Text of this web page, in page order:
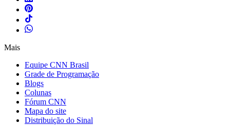
Mais
Equipe CNN Brasil
Grade de Programação
Blogs
Colunas
Fórum CNN
Mapa do site
Distribuição do Sinal